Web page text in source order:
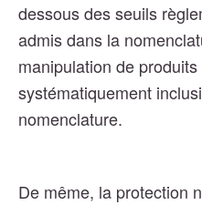
dessous des seuils
admis dans la
manipulation de
systématiquement
nomenclature.
De même, la protection